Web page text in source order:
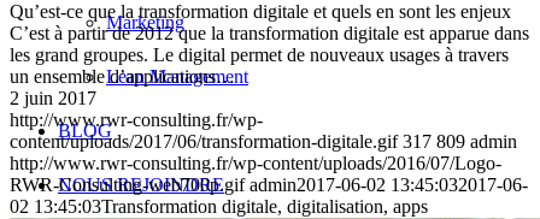
Marketing
Lean Management
BLOG
NOUS REJOINDRE
Qu’est-ce que la transformation digitale et quels en sont les enjeux
C’est à partir de 2012 que la transformation digitale est apparue dans
les grand groupes. Le digital permet de nouveaux usages à travers
un ensemble d’applications…
2 juin 2017
http://www.rwr-consulting.fr/wp-
content/uploads/2017/06/transformation-digitale.gif 317 809 admin
http://www.rwr-consulting.fr/wp-content/uploads/2016/07/Logo-
RWR-Consulting-web700p.gif admin2017-06-02 13:45:032017-06-
02 13:45:03Transformation digitale, digitalisation, apps